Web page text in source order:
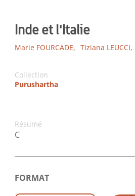
Inde et l'Italie
Marie FOURCADE, Tiziana LEUCCI,
Collection
Purushartha
Résumé
C
FORMAT